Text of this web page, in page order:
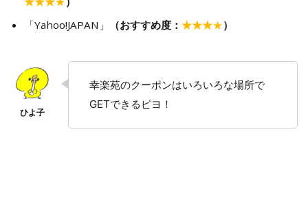
「Yahoo!JAPAN」
（おすすめ度： ★★★★）
幸楽苑のクーポンはいろいろな場所で
GETできるピヨ！